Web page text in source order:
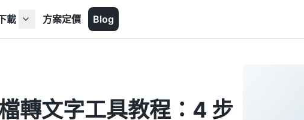
載 方案定價 Blog
轉文字工具教程：4 步